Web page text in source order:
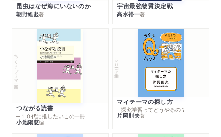
昆虫はなぜ海にいないのか
朝野維起著
宇宙最強物質決定戦
高水裕一著
ちくまプリマー新書
つながる読書
─１０代に推したいこの一冊
小池陽慈編
シリーズ・全集
マイテーマの探し方
─探究学習ってどうやるの？
片岡則夫著